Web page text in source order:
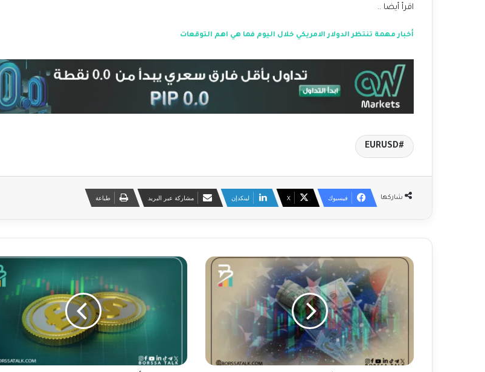
اقرأ أيضا ..
أخبار مهمة تنتظر الدولار الامريكي خلال اليوم فما هي اهم التوقعات
EURUSD
شاركها فيسبوك ‫X لينكدإن مشاركة عبر البريد طباعة
ت
ض
ا
ا